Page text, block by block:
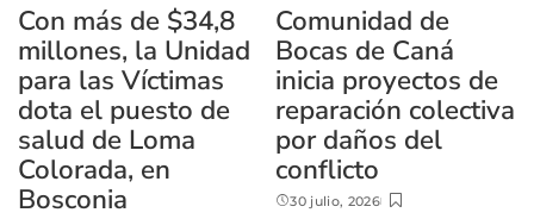
Con más de $34,8
millones, la Unidad
para las Víctimas
dota el puesto de
salud de Loma
Colorada, en
Bosconia
Comunidad de
Bocas de Caná
inicia proyectos de
reparación colectiva
por daños del
conflicto
30 julio, 2026